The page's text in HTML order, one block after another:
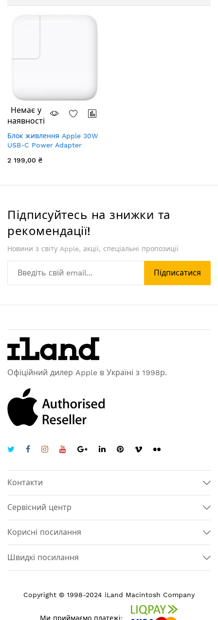
Немає у
наявності
Блок живлення Apple 30W
USB-C Power Adapter
2 199,00 ₴
Підписуйтесь на знижки та
рекомендації!
Новини з світу Apple, акції, спеціальні пропозиції
Підписатися
Офіційний дилер Apple в Україні з 1998р.
Контакти
Сервісний центр
Корисні посилання
Швидкі посилання
Copyright © 1998-2024 iLand Macintosh Company
Ми приймаємо платежі: